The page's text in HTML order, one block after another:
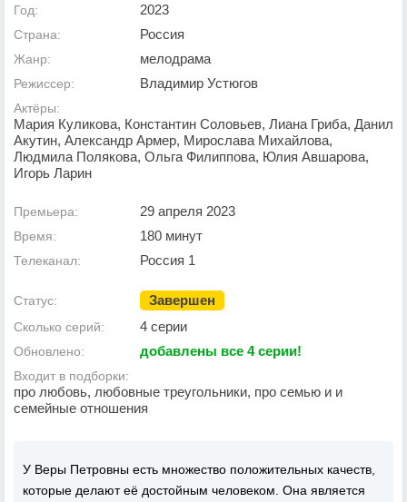
Год: 2023
Страна: Россия
Жанр: мелодрама
Режиссер: Владимир Устюгов
Актёры:
Мария Куликова, Константин Соловьев, Лиана Гриба, Данил
Акутин, Александр Армер, Мирослава Михайлова,
Людмила Полякова, Ольга Филиппова, Юлия Авшарова,
Игорь Ларин
Премьера: 29 апреля 2023
Время: 180 минут
Телеканал: Россия 1
Статус: Завершен
Сколько серий: 4 серии
Обновлено: добавлены все 4 серии!
Входит в подборки:
про любовь, любовные треугольники, про семью и и
семейные отношения
У Веры Петровны есть множество положительных качеств,
которые делают её достойным человеком. Она является